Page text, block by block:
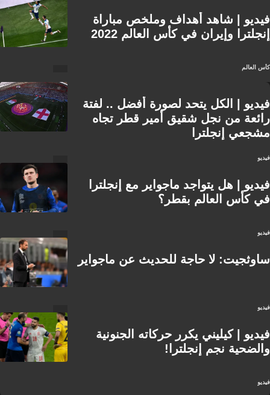
فيديو | شاهد أهداف وملخص مباراة
إنجلترا وإيران في كأس العالم 2022
كأس العالم
فيديو | الكل يتحد لصورة أفضل .. لفتة
رائعة من نجل شقيق أمير قطر تجاه
مشجعي إنجلترا
فيديو
فيديو | هل يتواجد ماجواير مع إنجلترا
في كأس العالم بقطر؟
فيديو
ساوثجيت: لا حاجة للحديث عن ماجواير
فيديو
فيديو | كيليني يكرر حركاته الجنونية
والضحية نجم إنجلترا!
فيديو